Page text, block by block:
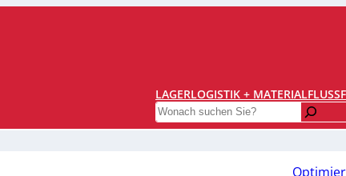
LAGERLOGISTIK + MATERIALFLUSS
Search